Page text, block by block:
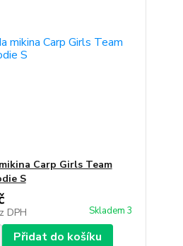
Carp Girls Team
S
DPH Skladem 3
Přidat do košíku